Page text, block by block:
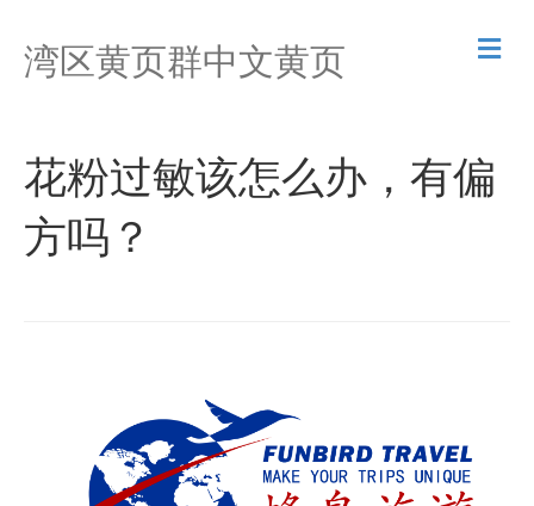
湾区黄页群中文黄页 M
e
花粉过敏该怎么办，有偏
方吗？